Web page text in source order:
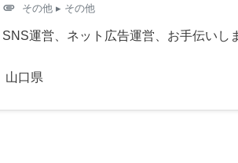
attachment その他 ▸ その他
SNS運営、ネット広告運営、お手伝いし
山口県